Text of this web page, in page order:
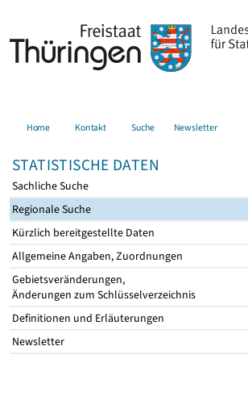
Home Kontakt Suche Newsletter
STATISTISCHE DATEN
Sachliche Suche
Regionale Suche
Kürzlich bereitgestellte Daten
Allgemeine Angaben, Zuordnungen
Gebietsveränderungen,
Änderungen zum Schlüsselverzeichnis
Definitionen und Erläuterungen
Newsletter